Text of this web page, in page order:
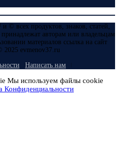
всех продуктов, знаков, статей,
авторам или владельцам
материалов ссылка на сайт
2025 evmenov37.ru
Написать нам
Мы используем файлы cookie
Конфиденциальности